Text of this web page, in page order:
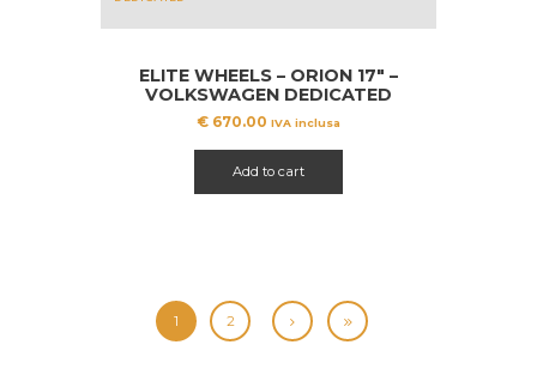
ELITE WHEELS – ORION 17″ –
VOLKSWAGEN DEDICATED
€ 670.00 IVA inclusa
Add to cart
1 2